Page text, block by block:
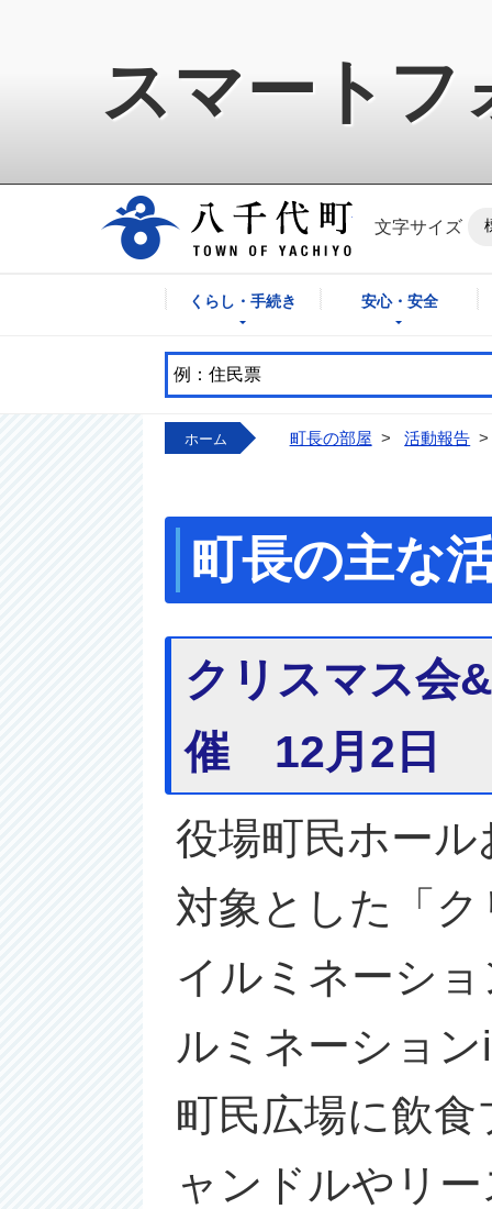
スマートフ
八千代町公式ホ
文字サイズ
くらし・手続き 安心・安全
ホーム 町長の部屋 > 活動報告 >
町長の主な
クリスマス会
催 12月2日
役場町民ホー
対象とした「
イルミネーシ
ルミネーショ
町民広場に飲
ャンドルやリ